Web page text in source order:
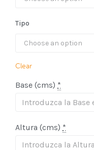
Tipo
Clear
Base (cms) *
Altura (cms) *